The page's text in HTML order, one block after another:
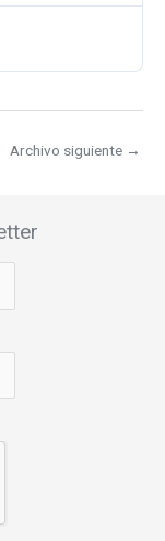
Archivo siguiente →